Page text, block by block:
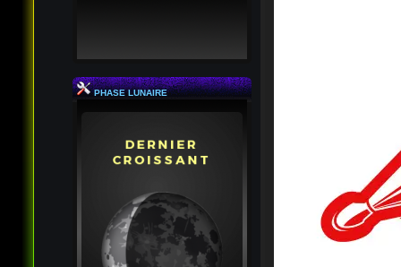
PHASE LUNAIRE